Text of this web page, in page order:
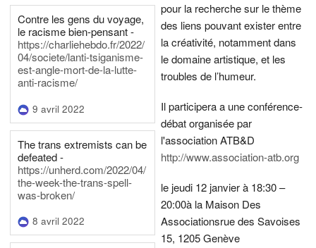
Contre les gens du voyage,
le racisme bien-pensant -
https://charliehebdo.fr/2022/
04/societe/lanti-tsiganisme-
est-angle-mort-de-la-lutte-
anti-racisme/
9 avril 2022
The trans extremists can be
defeated -
https://unherd.com/2022/04/
the-week-the-trans-spell-
was-broken/
8 avril 2022
pour la recherche sur le thème
des liens pouvant exister entre
la créativité, notamment dans
le domaine artistique, et les
troubles de l’humeur.
Il participera a une conférence-
débat organisée par
l'association ATB&D
http://www.association-atb.org
le jeudi 12 janvier à 18:30 –
20:00à la Maison Des
Associationsrue des Savoises
15, 1205 Genève